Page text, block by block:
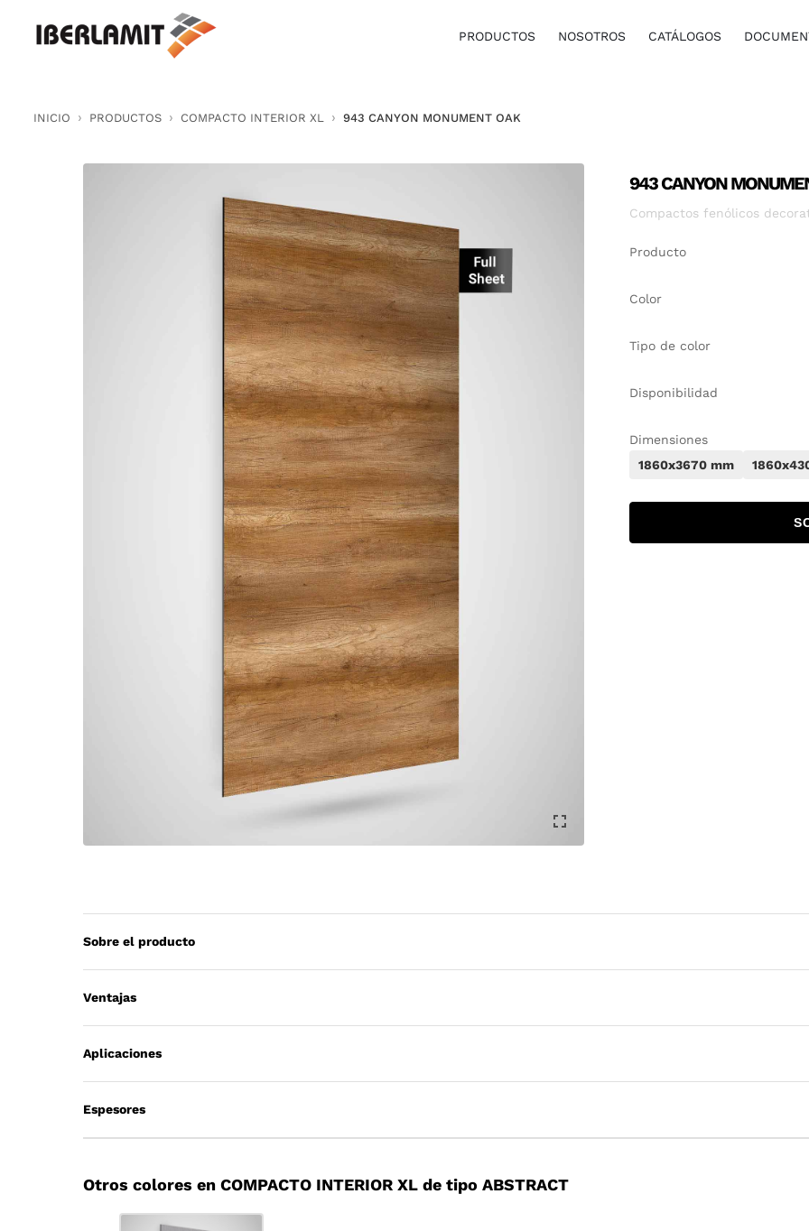
PRODUCTOS NOSOTROS CATÁLOGOS
INICIO PRODUCTOS COMPACTO INTERIOR XL 943 CANYON MONUMENT OAK
943 CANYON
Compactos fenólicos
Producto
Color
Tipo de color
Disponibilidad
Dimensiones
1860x3670 mm
Sobre el producto
Ventajas
Aplicaciones
Espesores
Otros colores en COMPACTO INTERIOR XL de tipo ABSTRACT